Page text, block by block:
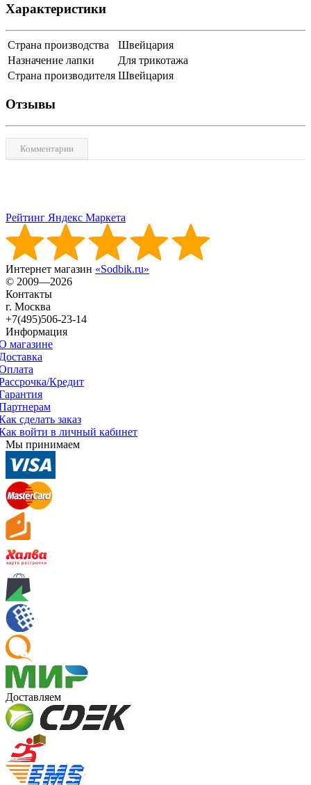
Характеристики
Страна производства
Швейцария
Назначение лапки
Для трикотажа
Страна производителя Швейцария
Отзывы
Комментарии
Рейтинг Яндекс Маркета
Интернет магазин «Sodbik.ru»
© 2009—2026
Контакты
г. Москва
+7(495)506-23-14
Информация
магазине
Кредит
сделать заказ
войти в личный кабинет
Мы принимаем
Доставляем